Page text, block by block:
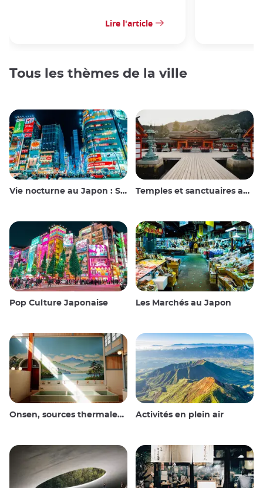
Lire l'article
Tous les thèmes de la ville
Vie nocturne au Japon : Sortir, voir et boire Temples et sanctuaires au Japon
Pop Culture Japonaise Les Marchés au Japon
Onsen, sources thermales et bains publics Activités en plein air